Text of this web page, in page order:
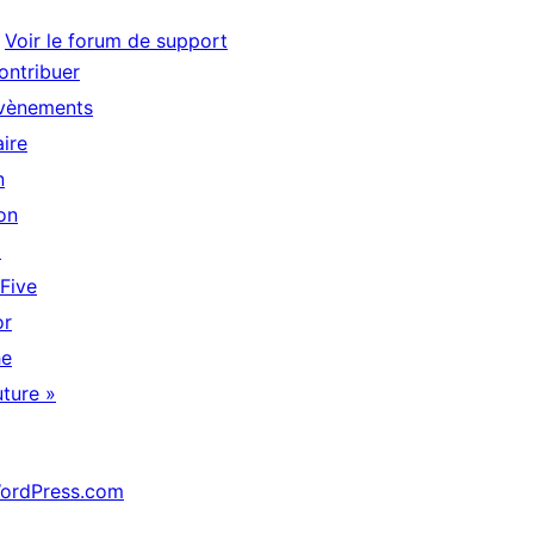
Voir le forum de support
»